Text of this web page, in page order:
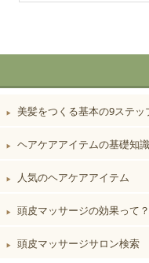
▶︎ 美髪をつくる基本の9ステッ
▶︎ ヘアケアアイテムの基礎知識
▶︎ 人気のヘアケアアイテム
▶︎ 頭皮マッサージの効果って？
▶︎ 頭皮マッサージサロン検索